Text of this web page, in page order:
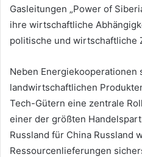
Gasleitungen „Power of
ihre wirtschaftliche
politische und wirtschaftliche
Neben Energiekooperationen
landwirtschaftlichen
Tech-Gütern eine zentrale
einer der größten
Russland für China Russland
Ressourcenlieferungen